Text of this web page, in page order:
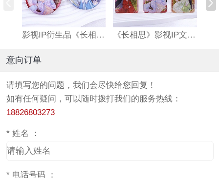
影视IP衍生品《长相思》双闪吧唧 《长相思》影视IP文创亚克力流沙麻将
意向订单
请填写您的问题，我们会尽快给您回复！
如有任何疑问，可以随时拨打我们的服务热线：
18826803273
* 姓名 ：
* 电话号码 ：